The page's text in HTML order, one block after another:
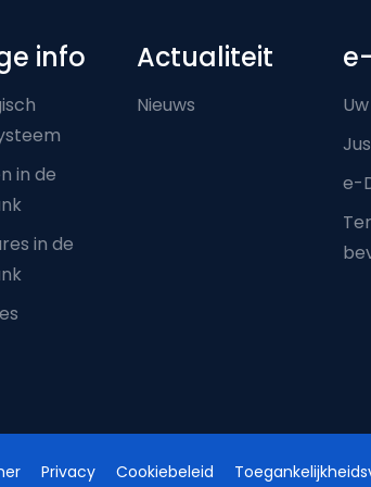
info
in de
in de
Actualiteit
Nieuws
e-
Privacy Cookiebeleid